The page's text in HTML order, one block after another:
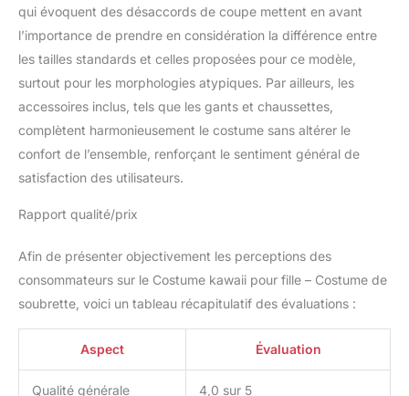
qui évoquent des désaccords de coupe mettent en avant
l’importance de prendre en considération la différence entre
les tailles standards et celles proposées pour ce modèle,
surtout pour les morphologies atypiques. Par ailleurs, les
accessoires inclus, tels que les gants et chaussettes,
complètent harmonieusement le costume sans altérer le
confort de l’ensemble, renforçant le sentiment général de
satisfaction des utilisateurs.
Rapport qualité/prix
Afin de présenter objectivement les perceptions des
consommateurs sur le Costume kawaii pour fille – Costume de
soubrette, voici un tableau récapitulatif des évaluations :
Aspect Évaluation
Qualité générale 4,0 sur 5